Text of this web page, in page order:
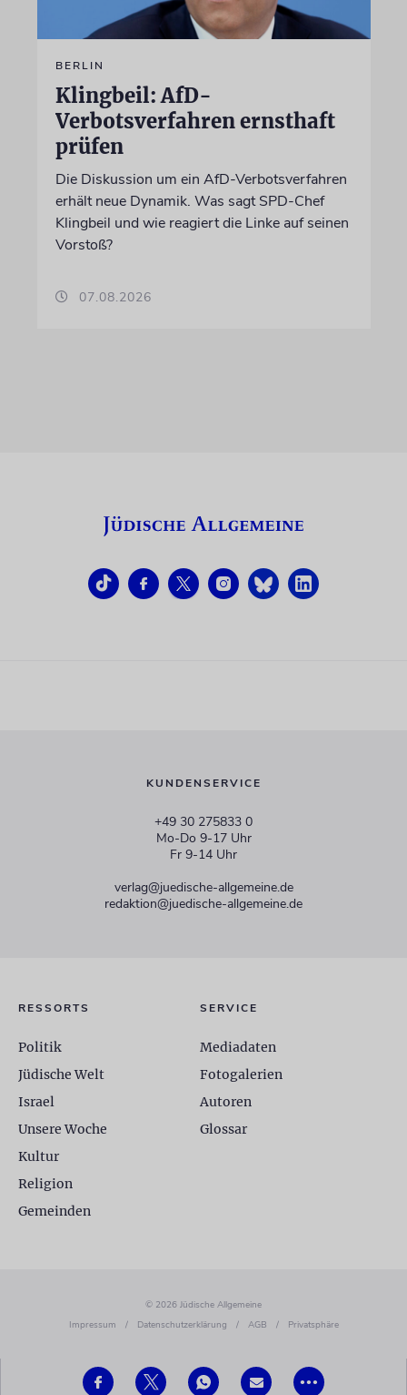
•••
BERLIN
Klingbeil: AfD-
Verbotsverfahren ernsthaft
prüfen
Die Diskussion um ein AfD-Verbotsverfahren
erhält neue Dynamik. Was sagt SPD-Chef
Klingbeil und wie reagiert die Linke auf seinen
Vorstoß?
07.08.2026
KUNDENSERVICE
+49 30 275833 0
Mo-Do 9-17 Uhr
Fr 9-14 Uhr
verlag@juedische-allgemeine.de
redaktion@juedische-allgemeine.de
RESSORTS
Politik
Jüdische Welt
Israel
Unsere Woche
Kultur
Religion
Gemeinden
SERVICE
Mediadaten
Fotogalerien
Autoren
Glossar
© 2026 Jüdische Allgemeine
Impressum
/ Datenschutzerklärung / AGB / Privatsphäre